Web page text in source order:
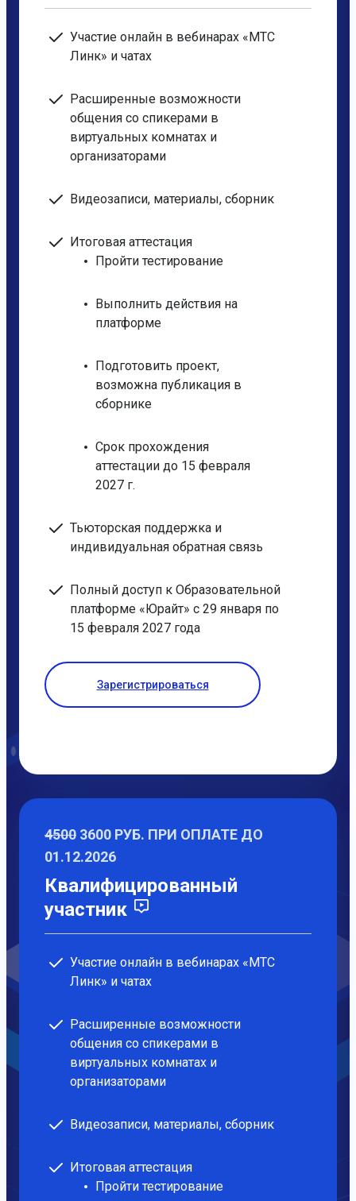
Участие онлайн в вебинарах «МТС
Линк» и чатах
Расширенные возможности
общения со спикерами в
виртуальных комнатах и
организаторами
Видеозаписи, материалы, сборник
Итоговая аттестация
Пройти тестирование
Выполнить действия на
платформе
Подготовить проект,
возможна публикация в
сборнике
Срок прохождения
аттестации до 15 февраля
2027 г.
Тьюторская поддержка и
индивидуальная обратная связь
Полный доступ к Образовательной
платформе «Юрайт» с 29 января по
15 февраля 2027 года
Зарегистрироваться
4500 3600 РУБ. ПРИ ОПЛАТЕ ДО
01.12.2026
Квалифицированный
участник
Участие онлайн в вебинарах «МТС
Линк» и чатах
Расширенные возможности
общения со спикерами в
виртуальных комнатах и
организаторами
Видеозаписи, материалы, сборник
Итоговая аттестация
Пройти тестирование